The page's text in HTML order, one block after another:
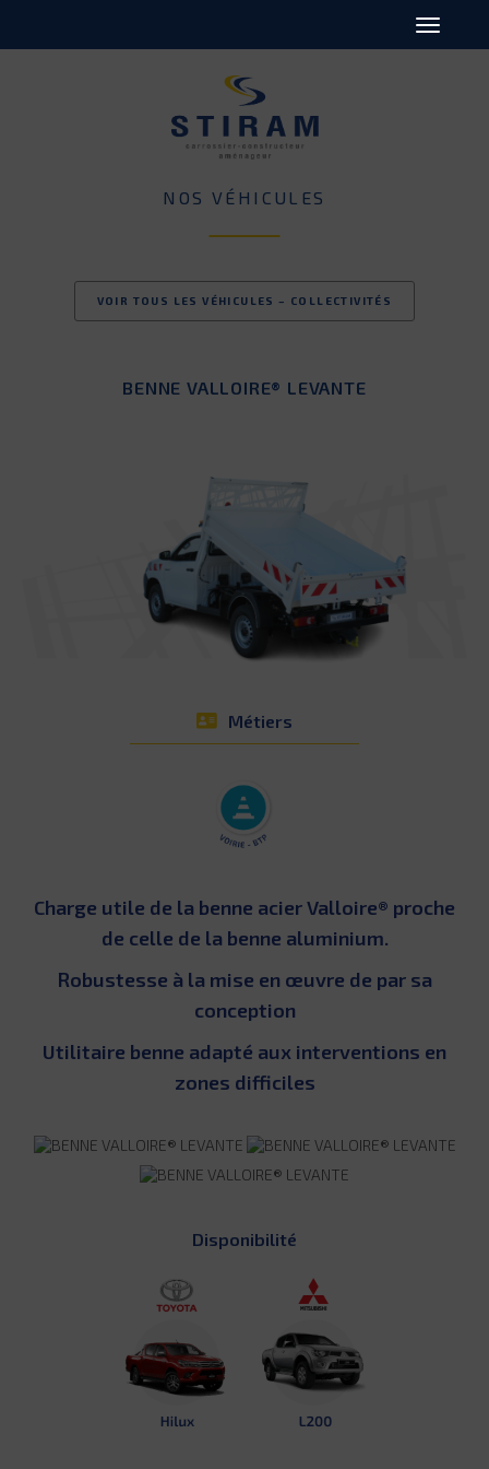
NOS VÉHICULES
VOIR TOUS LES VÉHICULES – COLLECTIVITÉS
BENNE VALLOIRE® LEVANTE
Métiers
Charge utile de la benne acier Valloire® proche
de celle de la benne aluminium.
Robustesse à la mise en œuvre de par sa
conception
Utilitaire benne adapté aux interventions en
zones difficiles
Disponibilité